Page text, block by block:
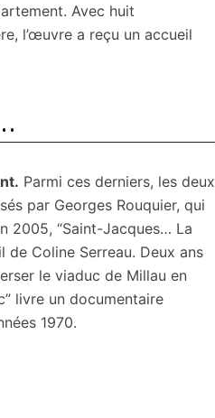
Avec huit
l’œuvre a reçu un accueil
Parmi ces derniers, les deux
par Georges Rouquier, qui
2005, “Saint-Jacques… La
de Coline Serreau. Deux ans
le viaduc de Millau en
livre un documentaire
1970.